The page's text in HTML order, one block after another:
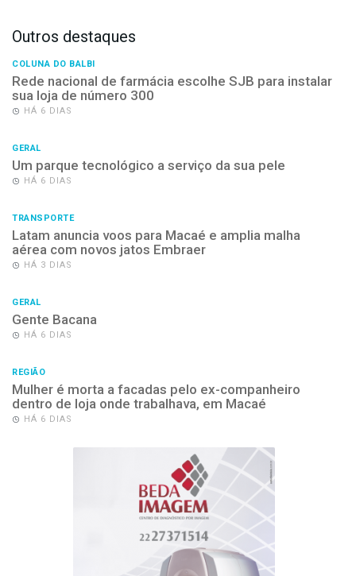
Outros destaques
COLUNA DO BALBI
Rede nacional de farmácia escolhe SJB para instalar
sua loja de número 300
HÁ 6 DIAS
GERAL
Um parque tecnológico a serviço da sua pele
HÁ 6 DIAS
TRANSPORTE
Latam anuncia voos para Macaé e amplia malha
aérea com novos jatos Embraer
HÁ 3 DIAS
GERAL
Gente Bacana
HÁ 6 DIAS
REGIÃO
Mulher é morta a facadas pelo ex-companheiro
dentro de loja onde trabalhava, em Macaé
HÁ 6 DIAS